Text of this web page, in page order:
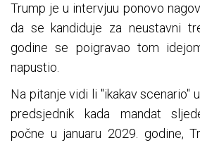
Trump je u intervjuu ponovo
da se kandiduje za neustavni
godine se poigravao tom
napustio.
Na pitanje vidi li "ikakav scenario"
predsjednik kada mandat
počne u januaru 2029. godine,